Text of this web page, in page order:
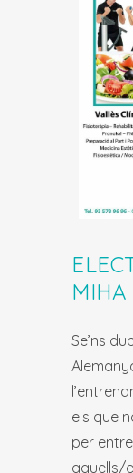
MIHA
Se’ns
els que
per
aquells/